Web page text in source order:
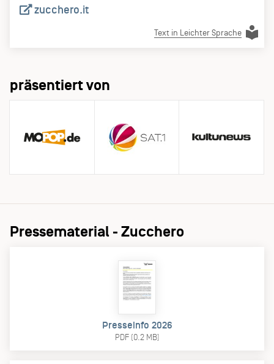
zucchero.it
Text in Leichter Sprache
präsentiert von
Pressematerial - Zucchero
Presseinfo 2026
PDF (0.2 MB)